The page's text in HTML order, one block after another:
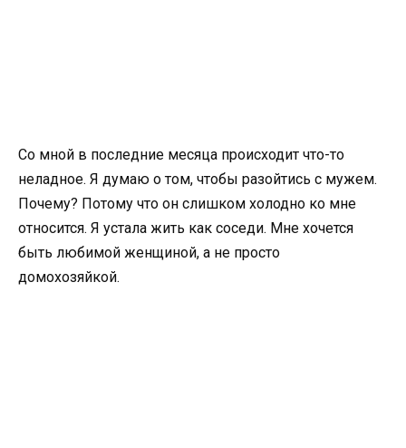
Со мной в последние месяца происходит что-то
неладное. Я думаю о том, чтобы разойтись с мужем.
Почему? Потому что он слишком холодно ко мне
относится. Я устала жить как соседи. Мне хочется
быть любимой женщиной, а не просто
домохозяйкой.